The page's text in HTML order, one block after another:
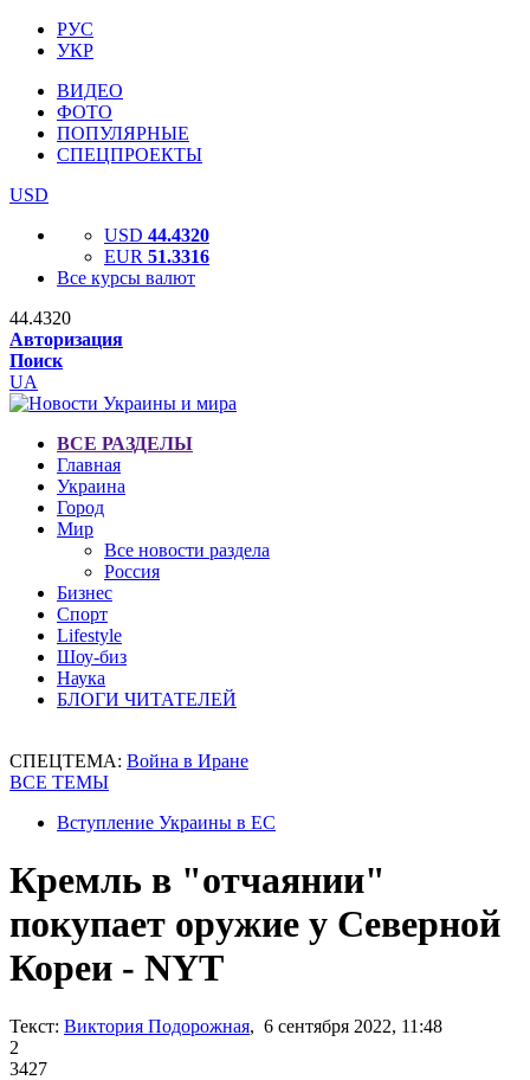
РУС
УКР
ВИДЕО
ФОТО
ПОПУЛЯРНЫЕ
СПЕЦПРОЕКТЫ
USD
USD 44.4320
EUR 51.3316
Все курсы валют
44.4320
Авторизация
Поиск
UA
ВСЕ РАЗДЕЛЫ
Главная
Украина
Город
Мир
Все новости раздела
Россия
Бизнес
Спорт
Lifestyle
Шоу-биз
Наука
БЛОГИ ЧИТАТЕЛЕЙ
СПЕЦТЕМА: Война в Иране
ВСЕ ТЕМЫ
Вступление Украины в ЕС
Кремль в "отчаянии"
покупает оружие у Северной
Кореи - NYT
Текст: Виктория Подорожная, 6 сентября 2022, 11:48
2
3427